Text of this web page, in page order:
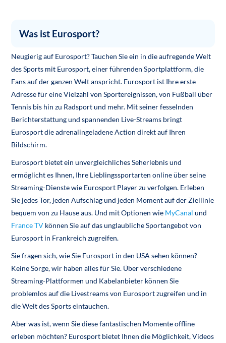
Was ist Eurosport?
Neugierig auf Eurosport? Tauchen Sie ein in die aufregende Welt
des Sports mit Eurosport, einer führenden Sportplattform, die
Fans auf der ganzen Welt anspricht. Eurosport ist Ihre erste
Adresse für eine Vielzahl von Sportereignissen, von Fußball über
Tennis bis hin zu Radsport und mehr. Mit seiner fesselnden
Berichterstattung und spannenden Live-Streams bringt
Eurosport die adrenalingeladene Action direkt auf Ihren
Bildschirm.
Eurosport bietet ein unvergleichliches Seherlebnis und
ermöglicht es Ihnen, Ihre Lieblingssportarten online über seine
Streaming-Dienste wie Eurosport Player zu verfolgen. Erleben
Sie jedes Tor, jeden Aufschlag und jeden Moment auf der Ziellinie
bequem von zu Hause aus. Und mit Optionen wie MyCanal und
France TV können Sie auf das unglaubliche Sportangebot von
Eurosport in Frankreich zugreifen.
Sie fragen sich, wie Sie Eurosport in den USA sehen können?
Keine Sorge, wir haben alles für Sie. Über verschiedene
Streaming-Plattformen und Kabelanbieter können Sie
problemlos auf die Livestreams von Eurosport zugreifen und in
die Welt des Sports eintauchen.
Aber was ist, wenn Sie diese fantastischen Momente offline
erleben möchten? Eurosport bietet Ihnen die Möglichkeit, Videos